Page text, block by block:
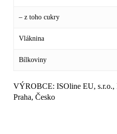
– z toho cukry
Vláknina
Bílkoviny
VÝROBCE: ISOline EU, s.r.o.,
Praha, Česko